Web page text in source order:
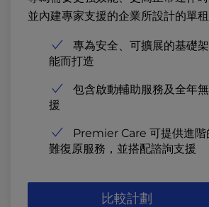
並內建專家支援的企業所設計的單租
專為安全、可擴展的基礎
能而打造
包含啟動輔助服務及全年
援
Premier Care 可提供進階
難復原服務，並搭配諮詢支援
比較計劃